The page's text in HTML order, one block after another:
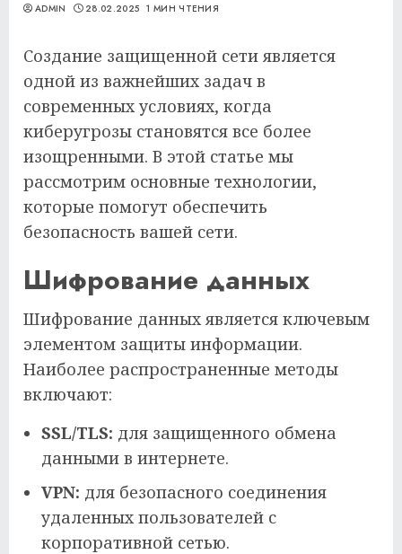
ADMIN 28.02.2025 1 МИН ЧТЕНИЯ
Создание защищенной сети является
одной из важнейших задач в
современных условиях, когда
киберугрозы становятся все более
изощренными. В этой статье мы
рассмотрим основные технологии,
которые помогут обеспечить
безопасность вашей сети.
Шифрование данных
Шифрование данных является ключевым
элементом защиты информации.
Наиболее распространенные методы
включают:
SSL/TLS: для защищенного обмена
данными в интернете.
VPN: для безопасного соединения
удаленных пользователей с
корпоративной сетью.